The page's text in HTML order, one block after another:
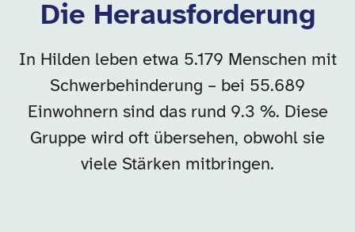
Die Herausforderung
In Hilden leben etwa 5.179 Menschen mit
Schwerbehinderung – bei 55.689
Einwohnern sind das rund 9.3 %. Diese
Gruppe wird oft übersehen, obwohl sie
viele Stärken mitbringen.